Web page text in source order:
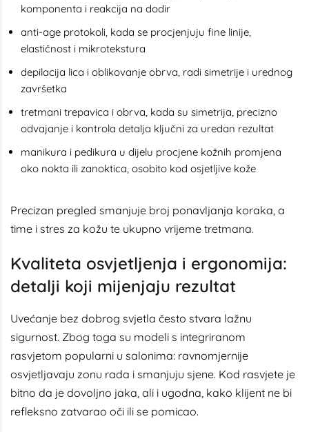
komponenta i reakcija na dodir
anti-age protokoli, kada se procjenjuju fine linije,
elastičnost i mikrotekstura
depilacija lica i oblikovanje obrva, radi simetrije i urednog
završetka
tretmani trepavica i obrva, kada su simetrija, precizno
odvajanje i kontrola detalja ključni za uredan rezultat
manikura i pedikura u dijelu procjene kožnih promjena
oko nokta ili zanoktica, osobito kod osjetljive kože
Precizan pregled smanjuje broj ponavljanja koraka, a
time i stres za kožu te ukupno vrijeme tretmana.
Kvaliteta osvjetljenja i ergonomija:
detalji koji mijenjaju rezultat
Uvećanje bez dobrog svjetla često stvara lažnu
sigurnost. Zbog toga su modeli s integriranom
rasvjetom popularni u salonima: ravnomjernije
osvjetljavaju zonu rada i smanjuju sjene. Kod rasvjete je
bitno da je dovoljno jaka, ali i ugodna, kako klijent ne bi
refleksno zatvarao oči ili se pomicao.